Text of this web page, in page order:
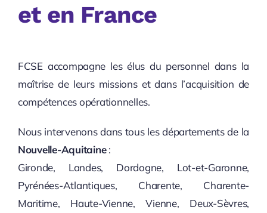
et en France
FCSE accompagne les élus du personnel dans la
maîtrise de leurs missions et dans l’acquisition de
compétences opérationnelles.
Nous intervenons dans tous les départements de la
Nouvelle-Aquitaine:
Gironde, Landes, Dordogne, Lot-et-Garonne,
Pyrénées-Atlantiques, Charente, Charente-
Maritime, Haute-Vienne, Vienne, Deux-Sèvres,